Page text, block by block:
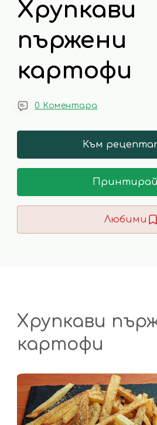
Хрупкави
пържени
картофи
0 Коментара
Към
Принтирай
Любими
Хрупкави
картофи